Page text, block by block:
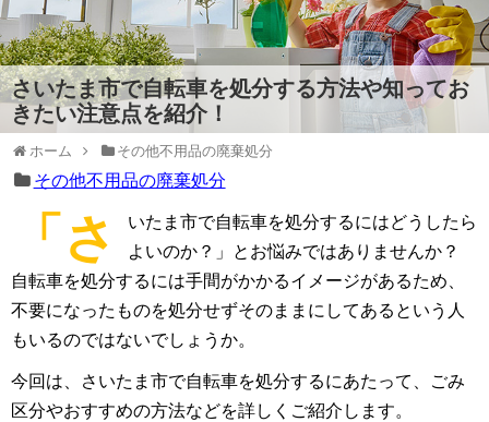
さいたま市で自転車を処分する方法や知ってお
きたい注意点を紹介！
ホーム その他不用品の廃棄処分
その他不用品の廃棄処分
「さ
いたま市で自転車を処分するにはどうしたら
よいのか？」とお悩みではありませんか？
自転車を処分するには手間がかかるイメージがあるため、
不要になったものを処分せずそのままにしてあるという人
もいるのではないでしょうか。
今回は、さいたま市で自転車を処分するにあたって、ごみ
区分やおすすめの方法などを詳しくご紹介します。